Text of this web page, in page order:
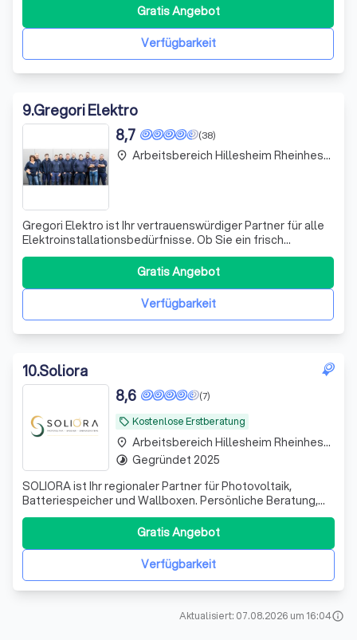
Zimmermann hat sich unser Team auf energetische
Sanierungen und Dacharbeiten spezialisiert. Wir sind stolz
darauf, dass wir uns durch unsere Expertise
Verfügbarkeit
Gratis Angebot
9.Gregori Elektro
(38)
8,7
Gregori Elektro ist Ihr vertrauenswürdiger Partner für alle
Elektroinstallationsbedürfnisse. Ob Sie ein frisch
erworbenes Einfamilienhaus nach Ihren eigenen Plänen
ausbauen, die Sanierung eines Mehrfamilienhauses aus
der letzten Jahrhundertwende planen oder als Bauherr
den Neubau eines Hauses in Ang
Verfügbarkeit
Gratis Angebot
place Arbeitsbereich Hillesheim Rheinhessen
10.Soliora
local_offer Kostenlose Erstberatung
(7)
8,6
SOLIORA ist Ihr regionaler Partner für Photovoltaik,
Batteriespeicher und Wallboxen. Persönliche Beratung,
hochwertige Technik und zuverlässige Umsetzung – alles
Verfügbarkeit
Gratis Angebot
place Arbeitsbereich Hillesheim Rheinhessen
timelapse Gegründet 2025
Aktualisiert: 07.08.2026 um 16:04info